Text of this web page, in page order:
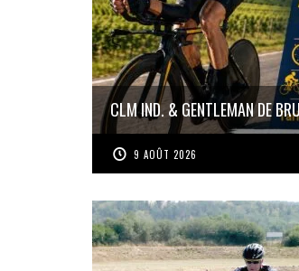
CLM IND. & GENTLEMAN DE
9 AOÛT 2026